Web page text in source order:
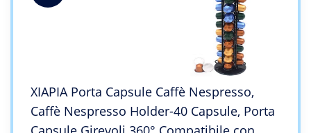
XIAPIA Porta Capsule Caffè Nespresso,
Caffè Nespresso Holder-40 Capsule, Porta